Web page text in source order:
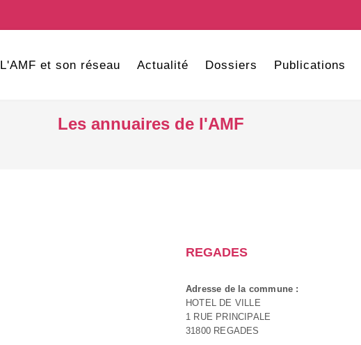
L'AMF et son réseau Actualité Dossiers Publications
Les annuaires de l'AMF
REGADES
Adresse de la commune :
HOTEL DE VILLE
1 RUE PRINCIPALE
31800 REGADES